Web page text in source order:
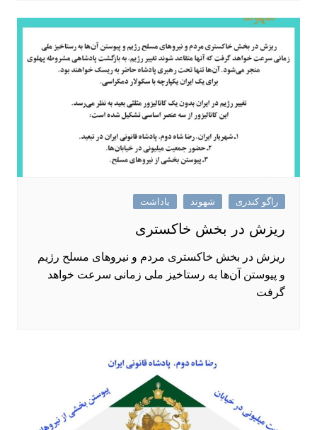
راگو کندری شهوند یاداشت
ریزش در بخش خاکستری
ریزش در بخش خاکستری مردم و نیروهای مسلح رژیم
و پیوستن آن‌ها به رستاخیز ملی زمانی سرعت خواهد
گرفت